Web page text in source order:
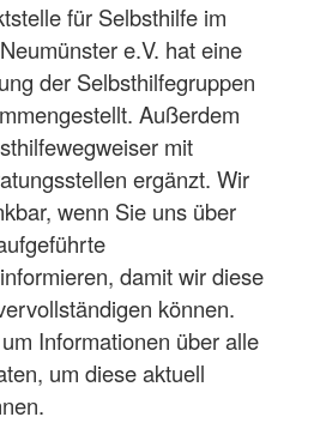
für Selbsthilfe im
e.V. hat eine
der Selbsthilfegruppen
Außerdem
mit
ergänzt. Wir
wenn Sie uns über
damit wir diese
können.
Informationen über alle
um diese aktuell